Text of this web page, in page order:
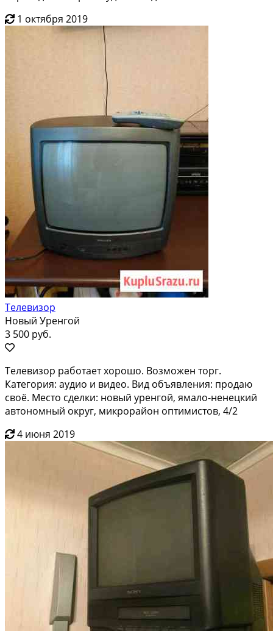
1 октября 2019
Телевизор
Новый Уренгой
3 500 руб.
Телевизор работает хорошо. Возможен торг.
Категория: аудио и видео. Вид объявления: продаю
своё. Место сделки: новый уренгой, ямало-ненецкий
автономный округ, микрорайон оптимистов, 4/2
4 июня 2019